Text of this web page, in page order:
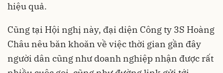
hiệu quả.
Cũng tại Hội nghị này, đại diện Công ty 3S Hoàng
Châu nêu băn khoăn về việc thời gian gần đây
người dân cũng như doanh nghiệp nhận được rất